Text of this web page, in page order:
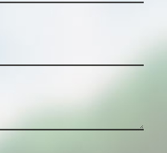
loro o che hanno